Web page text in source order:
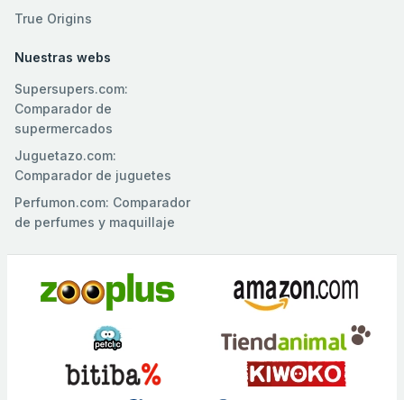
True Origins
Nuestras webs
Supersupers.com:
Comparador de
supermercados
Juguetazo.com:
Comparador de juguetes
Perfumon.com: Comparador
de perfumes y maquillaje